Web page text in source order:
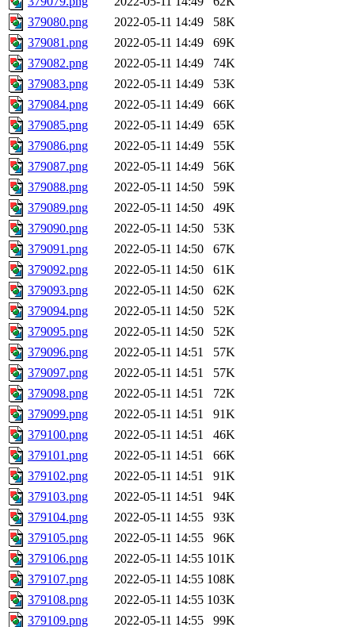
379080.png
2022-05-11 14:49
58K
379081.png
2022-05-11 14:49
69K
379082.png
2022-05-11 14:49
74K
379083.png
2022-05-11 14:49
53K
379084.png
2022-05-11 14:49
66K
379085.png
2022-05-11 14:49
65K
379086.png
2022-05-11 14:49
55K
379087.png
2022-05-11 14:49
56K
379088.png
2022-05-11 14:50
59K
379089.png
2022-05-11 14:50
49K
379090.png
2022-05-11 14:50
53K
379091.png
2022-05-11 14:50
67K
379092.png
2022-05-11 14:50
61K
379093.png
2022-05-11 14:50
62K
379094.png
2022-05-11 14:50
52K
379095.png
2022-05-11 14:50
52K
379096.png
2022-05-11 14:51
57K
379097.png
2022-05-11 14:51
57K
379098.png
2022-05-11 14:51
72K
379099.png
2022-05-11 14:51
91K
379100.png
2022-05-11 14:51
46K
379101.png
2022-05-11 14:51
66K
379102.png
2022-05-11 14:51
91K
379103.png
2022-05-11 14:51
94K
379104.png
2022-05-11 14:55
93K
379105.png
2022-05-11 14:55
96K
379106.png
2022-05-11 14:55 101K
379107.png
2022-05-11 14:55 108K
379108.png
2022-05-11 14:55 103K
379109.png
2022-05-11 14:55
99K